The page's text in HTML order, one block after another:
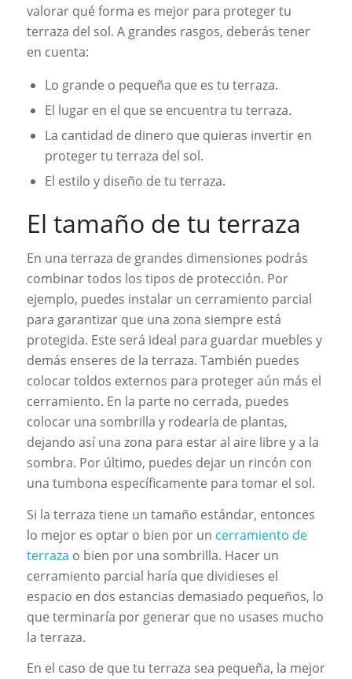
valorar qué forma es mejor para proteger tu
terraza del sol. A grandes rasgos, deberás tener
en cuenta:
Lo grande o pequeña que es tu terraza.
El lugar en el que se encuentra tu terraza.
La cantidad de dinero que quieras invertir en
proteger tu terraza del sol.
El estilo y diseño de tu terraza.
El tamaño de tu terraza
En una terraza de grandes dimensiones podrás
combinar todos los tipos de protección. Por
ejemplo, puedes instalar un cerramiento parcial
para garantizar que una zona siempre está
protegida. Este será ideal para guardar muebles y
demás enseres de la terraza. También puedes
colocar toldos externos para proteger aún más el
cerramiento. En la parte no cerrada, puedes
colocar una sombrilla y rodearla de plantas,
dejando así una zona para estar al aire libre y a la
sombra. Por último, puedes dejar un rincón con
una tumbona específicamente para tomar el sol.
Si la terraza tiene un tamaño estándar, entonces
lo mejor es optar o bien por un cerramiento de
terraza o bien por una sombrilla. Hacer un
cerramiento parcial haría que dividieses el
espacio en dos estancias demasiado pequeños, lo
que terminaría por generar que no usases mucho
la terraza.
En el caso de que tu terraza sea pequeña, la mejor